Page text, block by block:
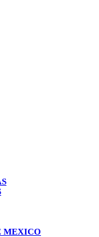
MEXICO